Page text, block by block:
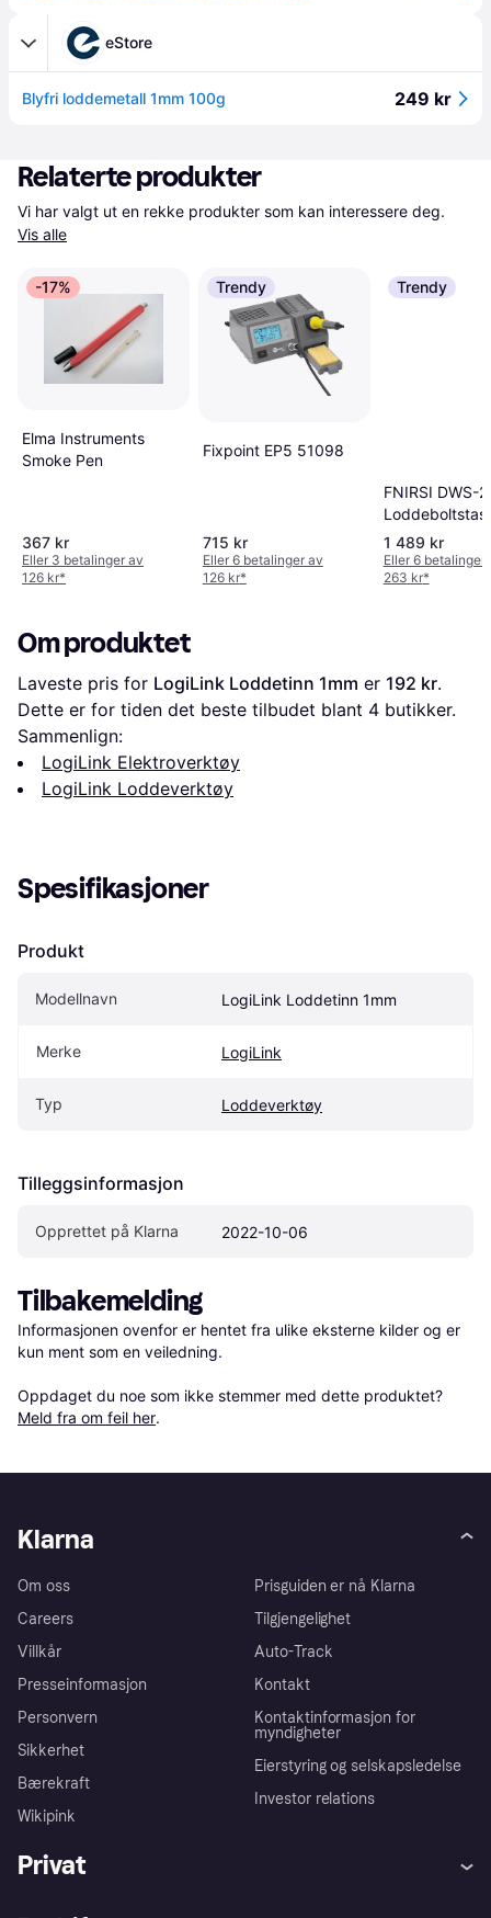
eStore
Blyfri loddemetall 1mm 100g 249 kr
Relaterte produkter
Vis alle
-17%
Elma Instruments
Smoke Pen
367 kr
Eller 3 betalinger av
126 kr*
Trendy
Fixpoint EP5 51098
715 kr
Eller 6 betalinger av
126 kr*
Trendy
FNIRSI DWS-
TFT
1 489 kr
Eller 6 betalinger
263 kr*
Om produktet
Laveste pris for LogiLink Loddetinn 1mm er 192 kr.
Dette er for tiden det beste tilbudet blant 4 butikker.
Sammenlign:
LogiLink Elektroverktøy
LogiLink Loddeverktøy
Spesifikasjoner
Produkt
Modellnavn LogiLink Loddetinn 1mm
Merke LogiLink
Typ Loddeverktøy
Tilleggsinformasjon
Opprettet på Klarna 2022-10-06
Tilbakemelding
Informasjonen ovenfor er hentet fra ulike eksterne kilder og er
kun ment som en veiledning.
Oppdaget du noe som ikke stemmer med dette produktet?
Meld fra om feil her.
Klarna
Om oss
Careers
Villkår
Presseinformasjon
Personvern
Sikkerhet
Bærekraft
Wikipink
Prisguiden er nå Klarna
Tilgjengelighet
Auto-Track
Kontakt
Kontaktinformasjon for
myndigheter
Eierstyring og selskapsledelse
Investor relations
Privat